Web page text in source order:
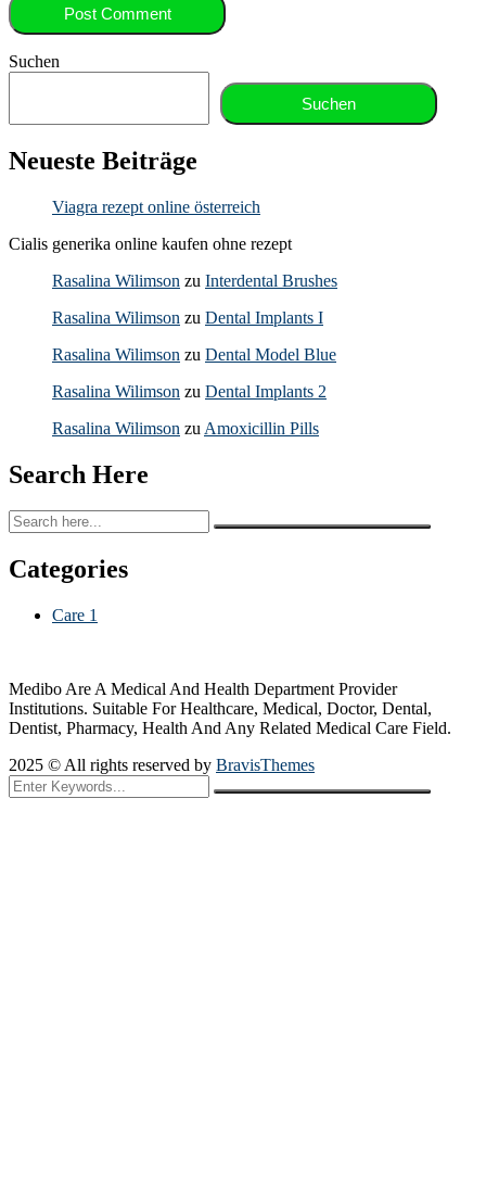
Suchen
Suchen
Neueste Beiträge
Viagra rezept online österreich
Cialis generika online kaufen ohne rezept
Rasalina Wilimson zu Interdental Brushes
Rasalina Wilimson zu Dental Implants I
Rasalina Wilimson zu Dental Model Blue
Rasalina Wilimson zu Dental Implants 2
Rasalina Wilimson zu Amoxicillin Pills
Search Here
Categories
Care 1
Medibo Are A Medical And Health Department Provider
Institutions. Suitable For Healthcare, Medical, Doctor, Dental,
Dentist, Pharmacy, Health And Any Related Medical Care Field.
2025 © All rights reserved by BravisThemes